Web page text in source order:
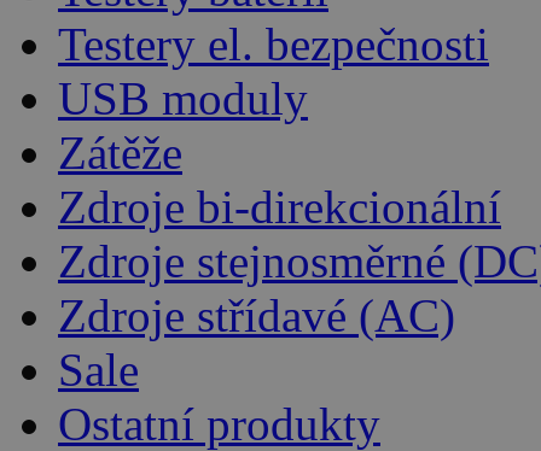
Testery el. bezpečnosti
USB moduly
Zátěže
Zdroje bi-direkcionální
Zdroje stejnosměrné
Zdroje střídavé (AC)
Sale
Ostatní produkty